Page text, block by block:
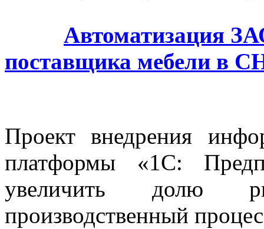
Автоматизация
поставщика мебели в
Проект внедрения
платформы «1С:
увеличить долю
производственный